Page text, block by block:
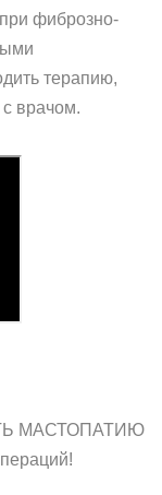
фиброзно-
терапию,
с врачом.
МАСТОПАТИЮ